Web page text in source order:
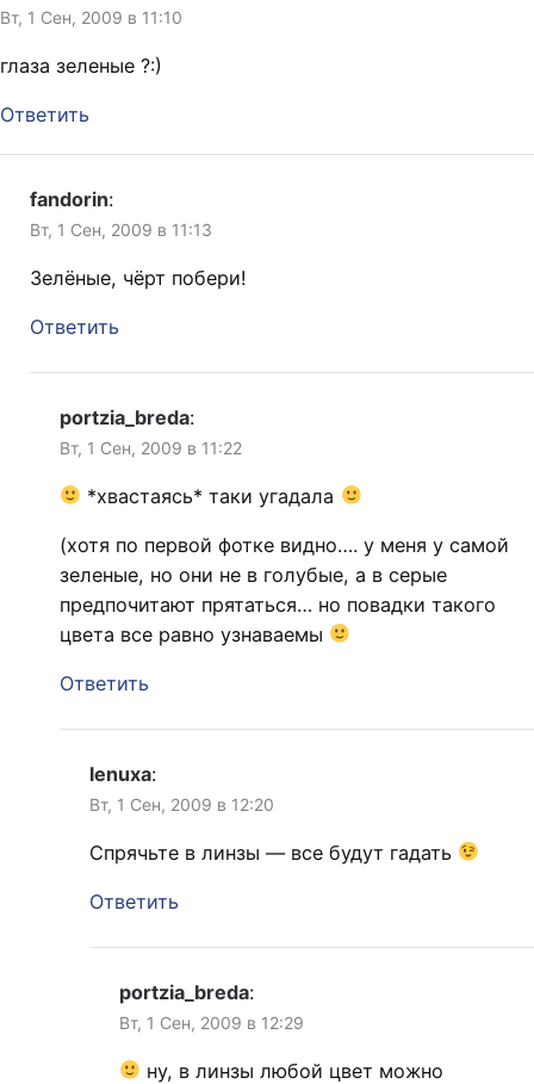
Вт, 1 Сен, 2009 в 11:10
глаза зеленые ?:)
Ответить
fandorin:
Вт, 1 Сен, 2009 в 11:13
Зелёные, чёрт побери!
Ответить
portzia_breda:
Вт, 1 Сен, 2009 в 11:22
*хвастаясь* таки угадала
(хотя по первой фотке видно…. у меня у самой
зеленые, но они не в голубые, а в серые
предпочитают прятаться… но повадки такого
цвета все равно узнаваемы
Ответить
lenuxa:
Вт, 1 Сен, 2009 в 12:20
Спрячьте в линзы — все будут гадать
Ответить
portzia_breda:
Вт, 1 Сен, 2009 в 12:29
ну, в линзы любой цвет можно